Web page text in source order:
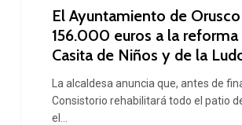
Casita
Niños
El Ayuntamiento de
156.000 euros a la reforma
Casita de Niños y de la
La alcaldesa anuncia que, antes de
Consistorio rehabilitará todo el patio
el…